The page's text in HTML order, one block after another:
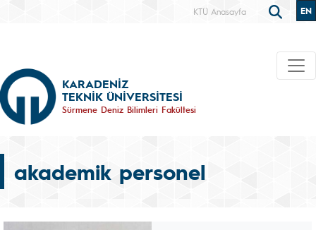
KTÜ Anasayfa EN
KARADENİZ
TEKNİK ÜNİVERSİTESİ
Sürmene Deniz Bilimleri Fakültesi
akademik personel